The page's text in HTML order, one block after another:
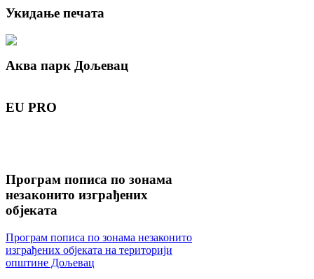
Укидање печата
Аква парк Дољевац
EU PRO
Програм пописа по зонама
незаконито изграђених
објеката
Програм пописа по зонама незаконито
изграђених објеката на територији
општине Дољевац